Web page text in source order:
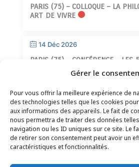
Gérer le
Pour vous offrir la meilleure expérience de
des technologies telles que les cookies
aux informations des appareils. Le fait de
nous permettra de traiter des données
navigation ou les ID uniques sur ce site. Le
de retirer son consentement peut avoir un
caractéristiques et fonctionnalités.
PARIS (75) – COLLOQUE – LA
ART DE VIVRE
14 Déc 2026
PARIS (75) – CONFÉRENCE – LES
CONTACT–MENTIONS